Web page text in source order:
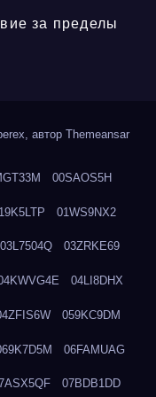
за пределы
автор Themeansar
00SAOS5H
01WS9NX2
03L7504Q 03ZRKE69
04LI8DHX
059KC9DM
06FAMUAG
07BDB1DD